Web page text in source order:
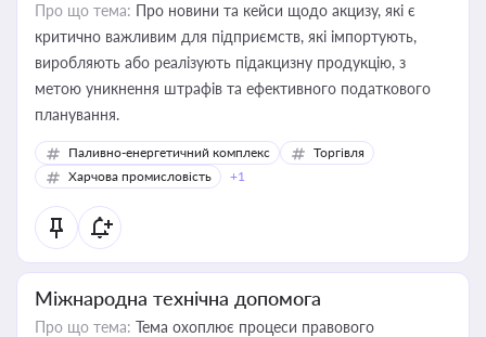
Про що тема: Про новини та кейси щодо акцизу, які є
критично важливим для підприємств, які імпортують,
виробляють або реалізують підакцизну продукцію, з
метою уникнення штрафів та ефективного податкового
планування.
Паливно-енергетичний комплекс
Торгівля
Харчова промисловість
+1
Міжнародна технічна допомога
Про що тема: Тема охоплює процеси правового